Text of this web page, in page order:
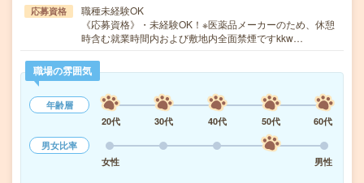
応募資格
職種未経験OK
《応募資格》・未経験OK！※医薬品メーカーのため、休憩
時含む就業時間内および敷地内全面禁煙ですkkw…
職場の雰囲気
年齢層
20代
30代 40代 50代
60代
男女比率
女性
男性